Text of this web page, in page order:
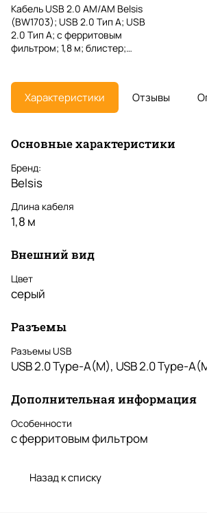
Кабель USB 2.0 AM/AM Belsis
(BW1703); USB 2.0 Тип A; USB
2.0 Тип A; с ферритовым
фильтром; 1,8 м; блистер;
Характеристики Отзывы
Основные характеристики
Бренд:
Belsis
Длина кабеля
1,8 м
Внешний вид
Цвет
серый
Разъемы
Разъемы USB
USB 2.0 Type-A(M), USB 2.0 Type-
Дополнительная информация
Особенности
с ферритовым фильтром
Назад к списку